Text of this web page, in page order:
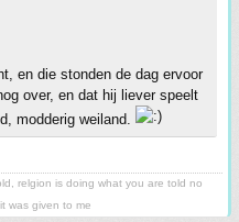
en die stonden de dag ervoor
over, en dat hij liever speelt
modderig weiland.
relgion is doing what you are told no
was given to me